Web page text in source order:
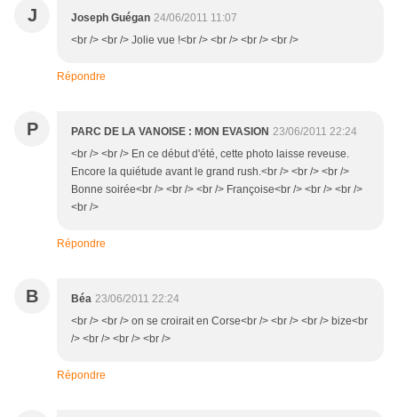
J Joseph Guégan 24/06/2011 11:07
<br /> <br /> Jolie vue !<br /> <br /> <br /> <br />
Répondre
P PARC DE LA VANOISE : MON EVASION 23/06/2011 22:24
<br /> <br /> En ce début d'été, cette photo laisse reveuse.
Encore la quiétude avant le grand rush.<br /> <br /> <br />
Bonne soirée<br /> <br /> <br /> Françoise<br /> <br /> <br />
<br />
Répondre
B Béa 23/06/2011 22:24
<br /> <br /> on se croirait en Corse<br /> <br /> <br /> bize<br
/> <br /> <br /> <br />
Répondre